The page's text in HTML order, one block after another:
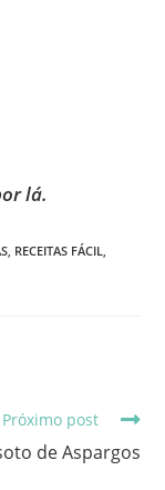
lá.
, RECEITAS FÁCIL,
Próximo post
de Aspargos